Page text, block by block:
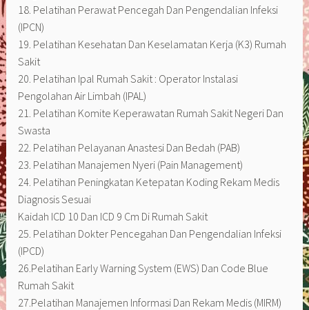
18. Pelatihan Perawat Pencegah Dan Pengendalian Infeksi
(IPCN)
19. Pelatihan Kesehatan Dan Keselamatan Kerja (K3) Rumah
Sakit
20. Pelatihan Ipal Rumah Sakit : Operator Instalasi
Pengolahan Air Limbah (IPAL)
21. Pelatihan Komite Keperawatan Rumah Sakit Negeri Dan
Swasta
22. Pelatihan Pelayanan Anastesi Dan Bedah (PAB)
23. Pelatihan Manajemen Nyeri (Pain Management)
24. Pelatihan Peningkatan Ketepatan Koding Rekam Medis
Diagnosis Sesuai
Kaidah ICD 10 Dan ICD 9 Cm Di Rumah Sakit
25. Pelatihan Dokter Pencegahan Dan Pengendalian Infeksi
(IPCD)
26.Pelatihan Early Warning System (EWS) Dan Code Blue
Rumah Sakit
27.Pelatihan Manajemen Informasi Dan Rekam Medis (MIRM)